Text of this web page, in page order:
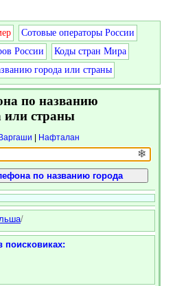
Сотовые операторы России
России
Коды стран Мира
города или страны
по названию
или страны
| Нафталан
❄
/
поисковиках: